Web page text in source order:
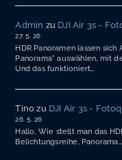
Admin zu DJI Air 3s -
27. 5. 26
HDR Panoramen lassen sich
Panorama" auswählen, mit
Und das funktioniert…
Tino zu DJI Air 3s -
26. 5. 26
Hallo, Wie stellt man das
Belichtungsreihe,